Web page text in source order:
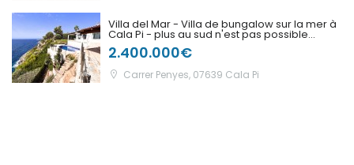
Galicia
|-A Coruña
|-Lugo
Villa del Mar - Villa de bungalow sur la mer à
Cala Pi - plus au sud n'est pas possible...
2.400.000€
Carrer Penyes, 07639 Cala Pi